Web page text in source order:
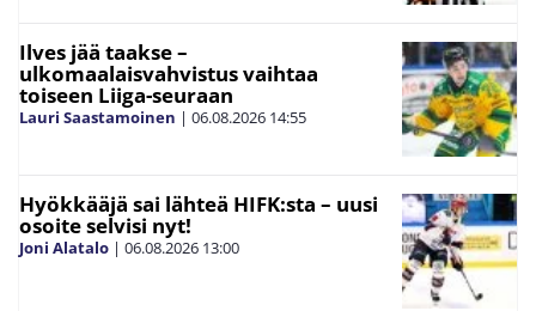
Ilves jää taakse –
ulkomaalaisvahvistus vaihtaa
toiseen Liiga-seuraan
Lauri Saastamoinen | 06.08.2026 14:55
Hyökkääjä sai lähteä HIFK:sta – uusi
osoite selvisi nyt!
Joni Alatalo | 06.08.2026 13:00